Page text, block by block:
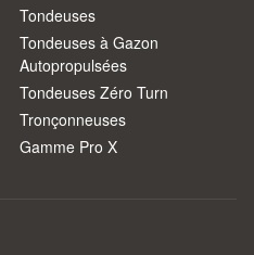
Tondeuses
Tondeuses à Gazon
Autopropulsées
Tondeuses Zéro Turn
Tronçonneuses
Gamme Pro X